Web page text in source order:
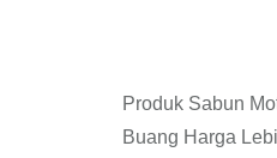
Produk Sabun
Buang Harga